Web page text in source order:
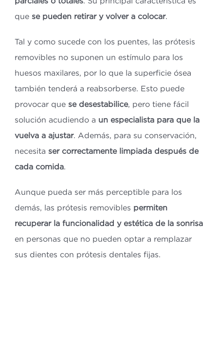
que se pueden retirar y volver a colocar.
Tal y como sucede con los puentes, las prótesis
removibles no suponen un estímulo para los
huesos maxilares, por lo que la superficie ósea
también tenderá a reabsorberse. Esto puede
provocar que se desestabilice, pero tiene fácil
solución acudiendo a un especialista para que la
vuelva a ajustar. Además, para su conservación,
necesita ser correctamente limpiada después de
cada comida.
Aunque pueda ser más perceptible para los
demás, las prótesis removibles permiten
recuperar la funcionalidad y estética de la sonrisa
en personas que no pueden optar a remplazar
sus dientes con prótesis dentales fijas.